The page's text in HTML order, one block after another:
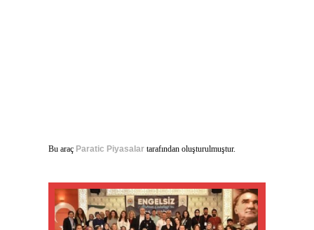
Bu araç Paratic Piyasalar tarafından oluşturulmuştur.